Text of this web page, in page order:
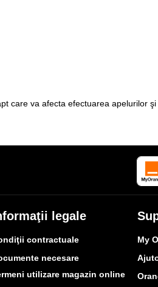
care va afecta efectuarea apelurilor
legale
contractuale
necesare
utilizare magazin online
My